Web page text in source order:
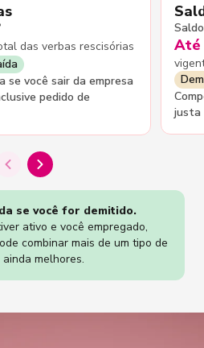
das verbas rescisórias
se você sair da empresa
pedido de
Até
justa
se você for demitido.
ativo e você empregado,
combinar mais de um tipo de
melhores.